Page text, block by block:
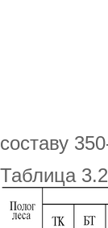
составу
Таблица